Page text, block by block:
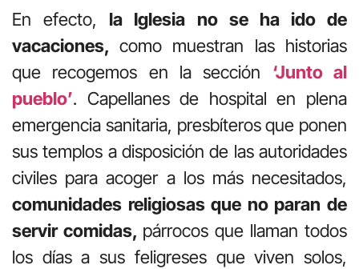
En efecto, la Iglesia no se ha ido de
vacaciones, como muestran las historias
que recogemos en la sección ‘Junto al
pueblo’. Capellanes de hospital en plena
emergencia sanitaria, presbíteros que ponen
sus templos a disposición de las autoridades
civiles para acoger a los más necesitados,
comunidades religiosas que no paran de
servir comidas, párrocos que llaman todos
los días a sus feligreses que viven solos,